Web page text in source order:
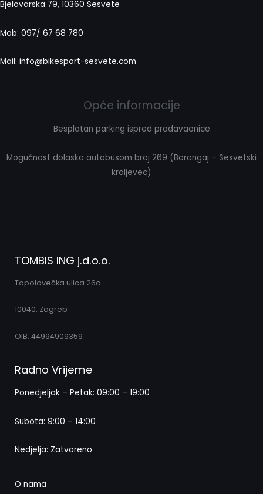
Bjelovarska 79, 10360 Sesvete
Mob: 097/ 67 68 780
Mail: info@bikesport-sesvete.com
Opće informacije
Besplatan parking ispred prodavaonice
Mogućnost dolaska autobusom broj 269 (Borongaj – Sesvetski
kraljevec)
TOMBIS ING j.d.o.o.
Topolovečka ulica 26a
10040, Zagreb
OIB: 44994909359
Radno Vrijeme
Ponedjeljak – Petak: 09:00 – 19:00
Subota: 9:00 – 14:00
Nedjelja: Zatvoreno
O nama